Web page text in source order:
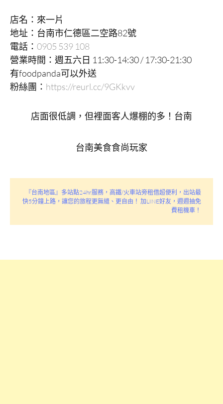
店名：來一片
地址：台南市仁德區二空路82號
電話： 0905 539 108
營業時間：週五六日 11:30-14:30 / 17:30-21:30
有foodpanda可以外送
粉絲團： https://reurl.cc/9GKkvv
店面很低調，但裡面客人爆棚的多！台南
台南美食食尚玩家
『台南地區』多站點24hr服務，高鐵/火車站旁租借超便利，出站最
快5分鐘上路，讓您的旅程更無縫、更自由！ 加LINE好友，週週抽免
費租機車！